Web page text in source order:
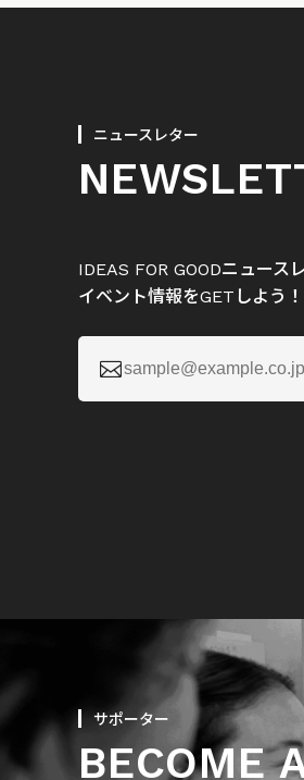
ニュースレター
IDEAS FOR GOODニュース
イベント情報をGETしよう！

サポーター
BECOME